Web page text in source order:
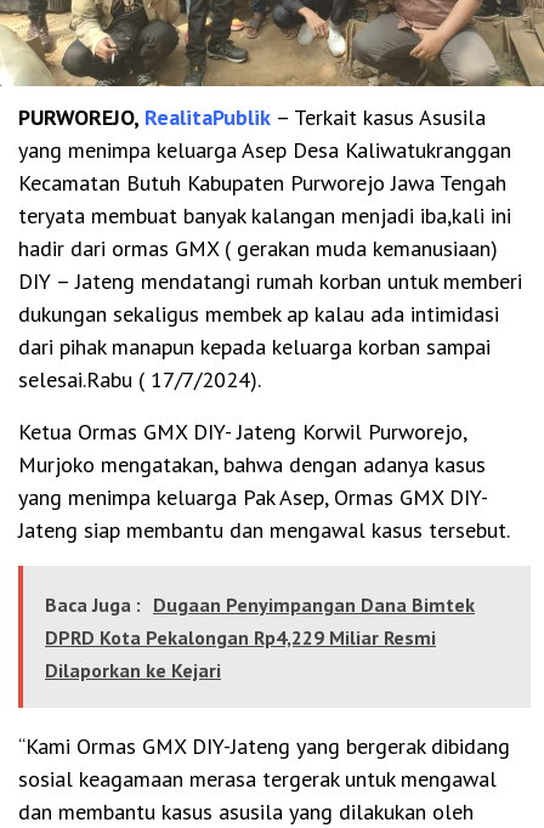
PURWOREJO, RealitaPublik – Terkait kasus Asusila
yang menimpa keluarga Asep Desa Kaliwatukranggan
Kecamatan Butuh Kabupaten Purworejo Jawa Tengah
teryata membuat banyak kalangan menjadi iba,kali ini
hadir dari ormas GMX ( gerakan muda kemanusiaan)
DIY – Jateng mendatangi rumah korban untuk memberi
dukungan sekaligus membek ap kalau ada intimidasi
dari pihak manapun kepada keluarga korban sampai
selesai.Rabu ( 17/7/2024).
Ketua Ormas GMX DIY- Jateng Korwil Purworejo,
Murjoko mengatakan, bahwa dengan adanya kasus
yang menimpa keluarga Pak Asep, Ormas GMX DIY-
Jateng siap membantu dan mengawal kasus tersebut.
Baca Juga : Dugaan Penyimpangan Dana Bimtek
DPRD Kota Pekalongan Rp4,229 Miliar Resmi
Dilaporkan ke Kejari
“Kami Ormas GMX DIY-Jateng yang bergerak dibidang
sosial keagamaan merasa tergerak untuk mengawal
dan membantu kasus asusila yang dilakukan oleh